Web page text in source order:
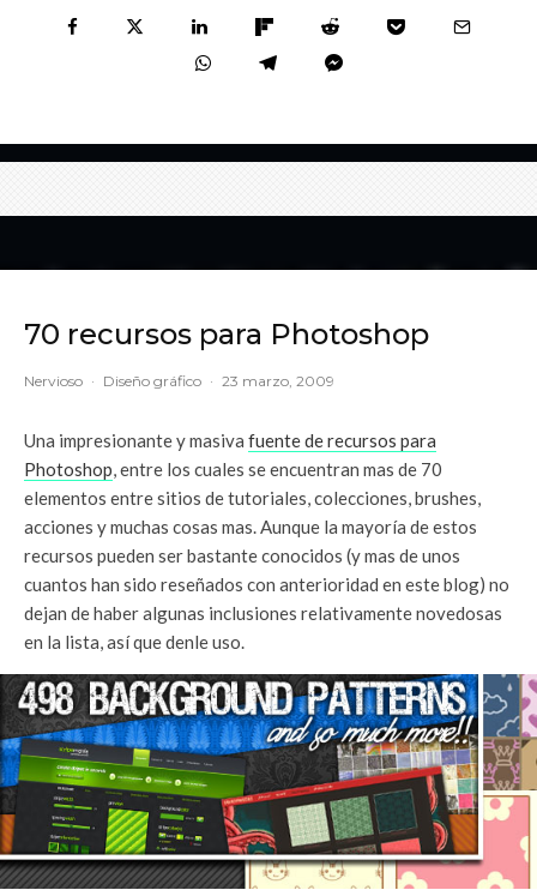
70 recursos para Photoshop
Nervioso · Diseño gráfico · 23 marzo, 2009
Una impresionante y masiva fuente de recursos para
Photoshop, entre los cuales se encuentran mas de 70
elementos entre sitios de tutoriales, colecciones, brushes,
acciones y muchas cosas mas. Aunque la mayoría de estos
recursos pueden ser bastante conocidos (y mas de unos
cuantos han sido reseñados con anterioridad en este blog) no
dejan de haber algunas inclusiones relativamente novedosas
en la lista, así que denle uso.